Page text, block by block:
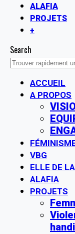
ALAFIA
PROJETS
+
Search
ACCUEIL
A PROPOS
VBG
ELLE DE
ALAFIA
PROJETS